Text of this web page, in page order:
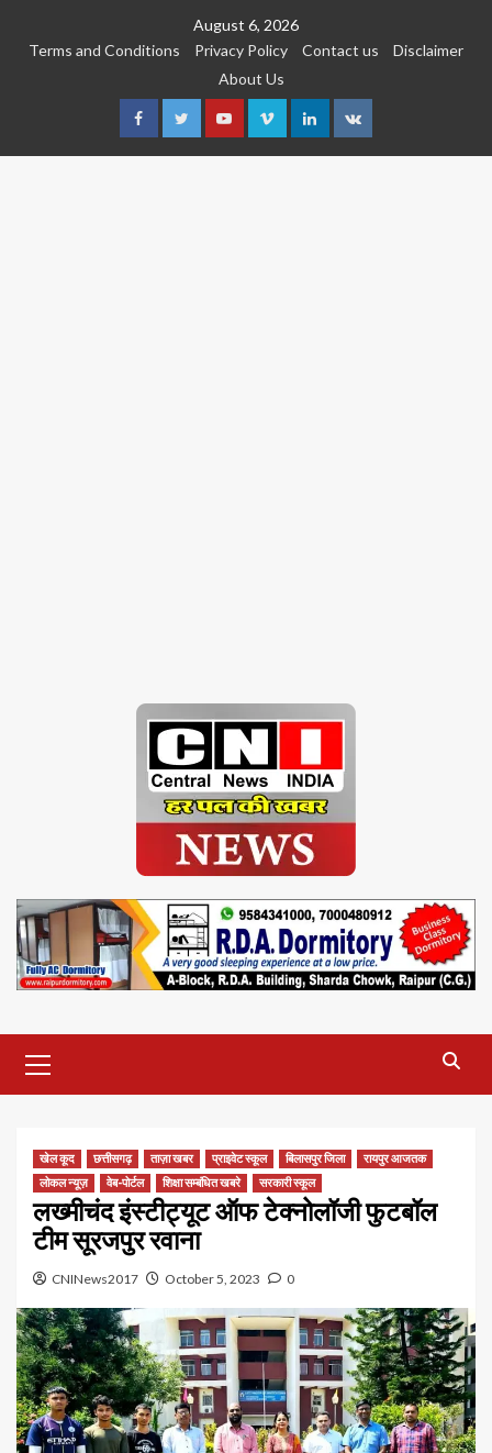
August 6, 2026
Terms and Conditions
Privacy Policy Contact us
Disclaimer
About Us
FacebookTwitterYoutubeVimeoLinkedin
VK
Menu
खेल कूद छत्तीसगढ़ ताज़ा खबर प्राइवेट स्कूल बिलासपुर जिला
रायपुर आजतक
लोकल न्यूज़
वेब-पोर्टल शिक्षा सम्बंधित खबरे सरकारी स्कूल
लख्मीचंद इंस्टीट्यूट ऑफ टेक्नोलॉजी फुटबॉल
टीम सूरजपुर रवाना
CNINews2017 October 5, 2023 0